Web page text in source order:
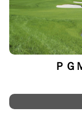
ＰＧ